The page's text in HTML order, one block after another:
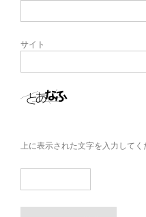
サイト
上に表示された文字を入力してく